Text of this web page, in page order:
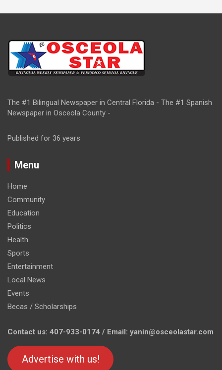
The #1 Bilingual Newspaper in Central Florida - The #1 Spanish
Newspaper in Osceola County -
Published for 36 years
Menu
Home
Community
Education
Politics
Health
Sports
Entertainment
Local News
Events
Becas / Scholarships
Contact us: 407-933-0174 / Email: yanin@osceolastar.com
Advertise with us!